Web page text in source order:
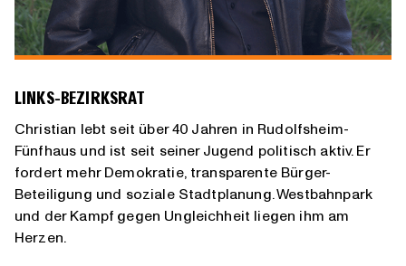
LINKS-BEZIRKSRAT
Christian lebt seit über 40 Jahren in Rudolfsheim-
Fünfhaus und ist seit seiner Jugend politisch aktiv. Er
fordert mehr Demokratie, transparente Bürger-
Beteiligung und soziale Stadtplanung. Westbahnpark
und der Kampf gegen Ungleichheit liegen ihm am
Herzen.